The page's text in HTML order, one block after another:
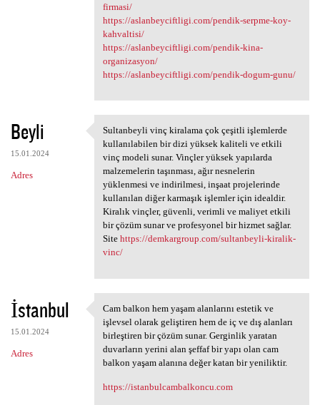
firmasi/
https://aslanbeyciftligi.com/pendik-serpme-koy-
kahvaltisi/
https://aslanbeyciftligi.com/pendik-kina-
organizasyon/
https://aslanbeyciftligi.com/pendik-dogum-gunu/
Beyli
15.01.2024
Adres
Sultanbeyli vinç kiralama çok
Sultanbeyli vinç kiralama çok çeşitli işlemlerde
kullanılabilen bir dizi yüksek kaliteli ve etkili
vinç modeli sunar. Vinçler yüksek yapılarda
malzemelerin taşınması, ağır nesnelerin
yüklenmesi ve indirilmesi, inşaat projelerinde
kullanılan diğer karmaşık işlemler için idealdir.
Kiralık vinçler, güvenli, verimli ve maliyet etkili
bir çözüm sunar ve profesyonel bir hizmet sağlar.
Site https://demkargroup.com/sultanbeyli-kiralik-
vinc/
İstanbul
15.01.2024
Adres
Cam balkon hem yaşam
Cam balkon hem yaşam alanlarını estetik ve
işlevsel olarak geliştiren hem de iç ve dış alanları
birleştiren bir çözüm sunar. Gerginlik yaratan
duvarların yerini alan şeffaf bir yapı olan cam
balkon yaşam alanına değer katan bir yeniliktir.
https://istanbulcambalkoncu.com